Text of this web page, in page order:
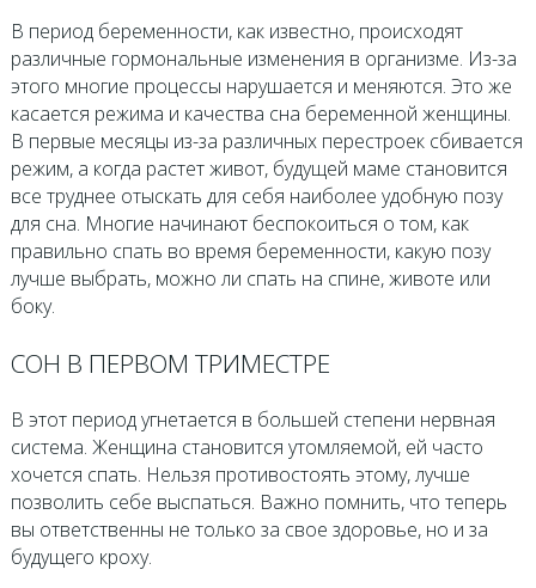
В период беременности, как известно, происходят
различные гормональные изменения в организме. Из-за
этого многие процессы нарушается и меняются. Это же
касается режима и качества сна беременной женщины.
В первые месяцы из-за различных перестроек сбивается
режим, а когда растет живот, будущей маме становится
все труднее отыскать для себя наиболее удобную позу
для сна. Многие начинают беспокоиться о том, как
правильно спать во время беременности, какую позу
лучше выбрать, можно ли спать на спине, животе или
боку.
СОН В ПЕРВОМ ТРИМЕСТРЕ
В этот период угнетается в большей степени нервная
система. Женщина становится утомляемой, ей часто
хочется спать. Нельзя противостоять этому, лучше
позволить себе выспаться. Важно помнить, что теперь
вы ответственны не только за свое здоровье, но и за
будущего кроху.